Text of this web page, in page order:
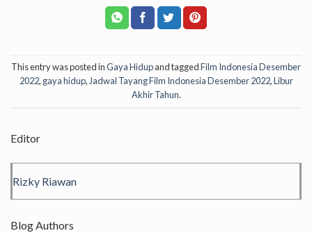
This entry was posted inGaya Hidupand taggedFilm Indonesia Desember
2022, gaya hidup,Jadwal Tayang Film Indonesia Desember 2022,Libur
Akhir Tahun.
Editor
Rizky Riawan
Blog Authors